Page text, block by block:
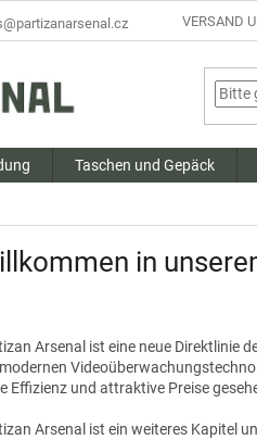
VERSAND
Taschen und Gepäck
in
Arsenal ist eine neue Direktlinie
Effizienz und attraktive Preise
Arsenal ist ein weiteres Kapitel